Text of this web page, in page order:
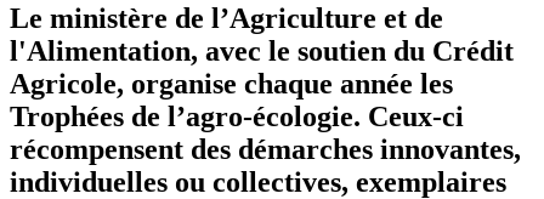
Le ministère de l’Agriculture et de
l'Alimentation, avec le soutien du Crédit
Agricole, organise chaque année les
Trophées de l’agro-écologie. Ceux-ci
récompensent des démarches innovantes,
individuelles ou collectives, exemplaires